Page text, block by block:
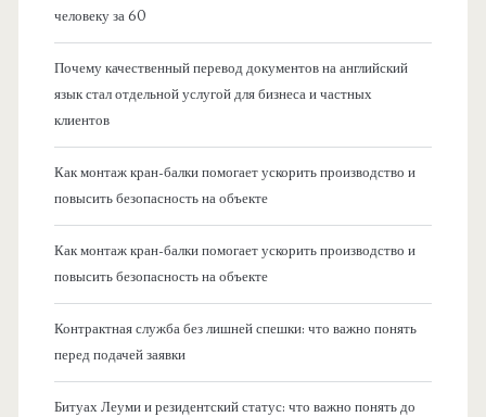
человеку за 60
Почему качественный перевод документов на английский
язык стал отдельной услугой для бизнеса и частных
клиентов
Как монтаж кран-балки помогает ускорить производство и
повысить безопасность на объекте
Как монтаж кран-балки помогает ускорить производство и
повысить безопасность на объекте
Контрактная служба без лишней спешки: что важно понять
перед подачей заявки
Битуах Леуми и резидентский статус: что важно понять до